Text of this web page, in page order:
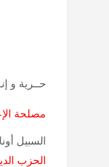
حــرية و
مصلحة
السبيل
الحزب